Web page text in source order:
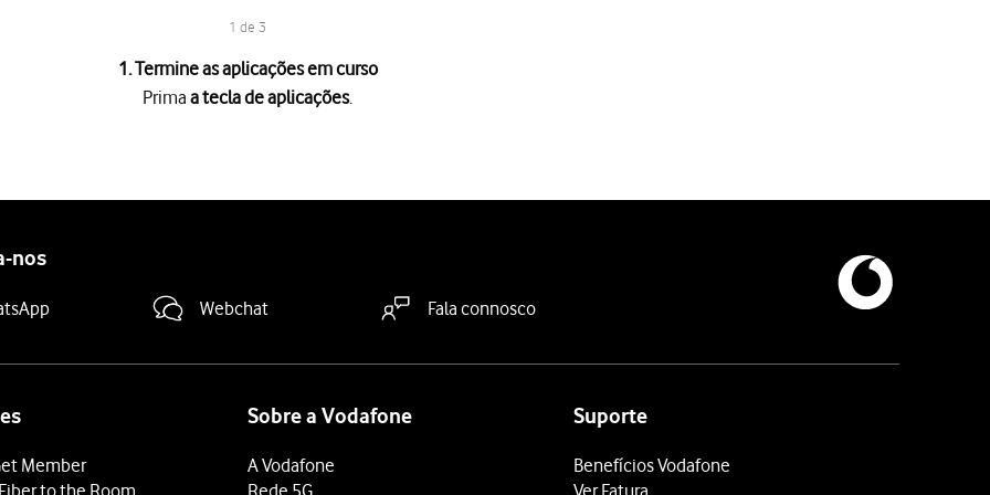
1 de 3
1. Termine as aplicações em curso
Primaa tecla de aplicações.
nos
Webchat Fala connosco
Member
to the Room
Sobre a Vodafone
A Vodafone
Rede 5G
Suporte
Benefícios Vodafone
Ver Fatura